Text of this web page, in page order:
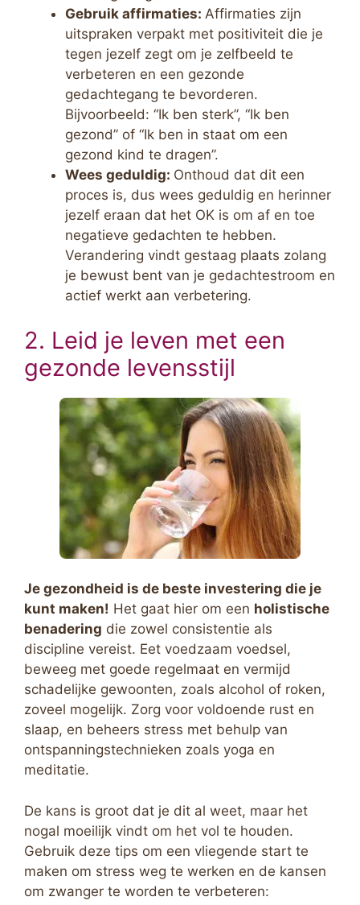
Gebruik affirmaties: Affirmaties zijn
uitspraken verpakt met positiviteit die je
tegen jezelf zegt om je zelfbeeld te
verbeteren en een gezonde
gedachtegang te bevorderen.
Bijvoorbeeld: “Ik ben sterk”, “Ik ben
gezond” of “Ik ben in staat om een
gezond kind te dragen”.
Wees geduldig: Onthoud dat dit een
proces is, dus wees geduldig en herinner
jezelf eraan dat het OK is om af en toe
negatieve gedachten te hebben.
Verandering vindt gestaag plaats zolang
je bewust bent van je gedachtestroom en
actief werkt aan verbetering.
2. Leid je leven met een
gezonde levensstijl
Je gezondheid is de beste investering die je
kunt maken! Het gaat hier om een holistische
benadering die zowel consistentie als
discipline vereist. Eet voedzaam voedsel,
beweeg met goede regelmaat en vermijd
schadelijke gewoonten, zoals alcohol of roken,
zoveel mogelijk. Zorg voor voldoende rust en
slaap, en beheers stress met behulp van
ontspanningstechnieken zoals yoga en
meditatie.
De kans is groot dat je dit al weet, maar het
nogal moeilijk vindt om het vol te houden.
Gebruik deze tips om een vliegende start te
maken om stress weg te werken en de kansen
om zwanger te worden te verbeteren: